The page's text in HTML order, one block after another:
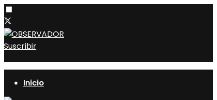
Suscribir
Inicio